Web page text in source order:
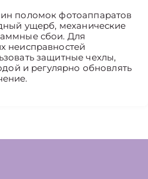
поломок фотоаппаратов
ущерб, механические
сбои. Для
неисправностей
защитные чехлы,
и регулярно обновлять